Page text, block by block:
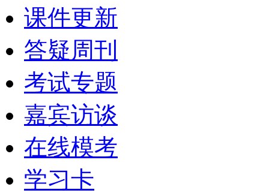
课件更新
答疑周刊
考试专题
嘉宾访谈
在线模考
学习卡